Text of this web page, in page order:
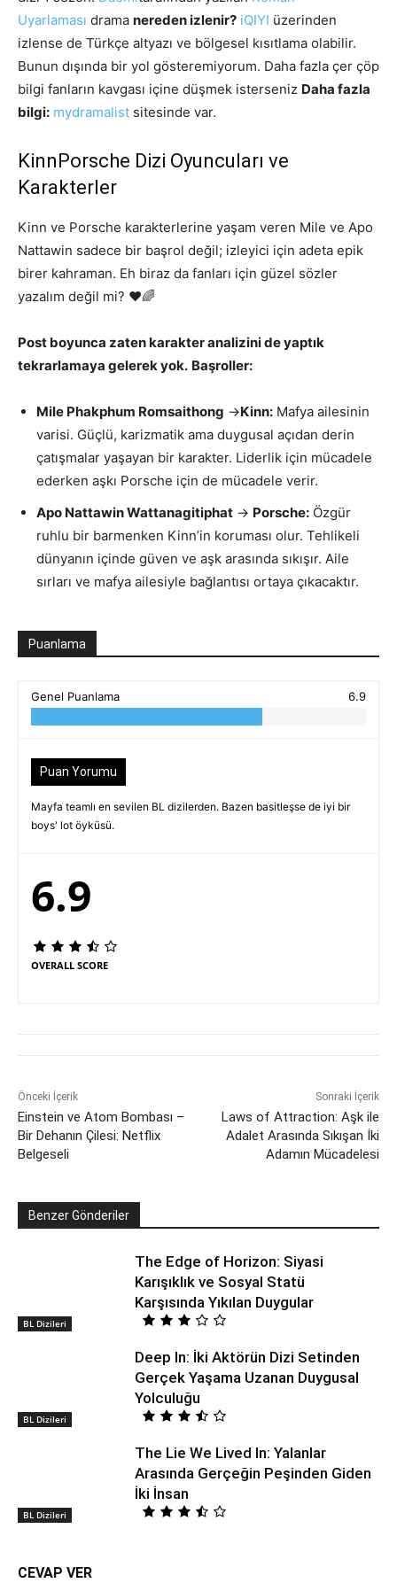
Uyarlaması drama nereden izlenir? iQIYI üzerinden
izlense de Türkçe altyazı ve bölgesel kısıtlama olabilir.
Bunun dışında bir yol gösteremiyorum. Daha fazla çer çöp
bilgi fanların kavgası içine düşmek isterseniz Daha fazla
bilgi: mydramalist sitesinde var.
KinnPorsche Dizi Oyuncuları ve
Karakterler
Kinn ve Porsche karakterlerine yaşam veren Mile ve Apo
Nattawin sadece bir başrol değil; izleyici için adeta epik
birer kahraman. Eh biraz da fanları için güzel sözler
yazalım değil mi? ❤️🌈
Post boyunca zaten karakter analizini de yaptık
tekrarlamaya gelerek yok. Başroller:
Mile Phakphum Romsaithong →Kinn: Mafya ailesinin
varisi. Güçlü, karizmatik ama duygusal açıdan derin
çatışmalar yaşayan bir karakter. Liderlik için mücadele
ederken aşkı Porsche için de mücadele verir.
Apo Nattawin Wattanagitiphat → Porsche: Özgür
ruhlu bir barmenken Kinn’in koruması olur. Tehlikeli
dünyanın içinde güven ve aşk arasında sıkışır. Aile
sırları ve mafya ailesiyle bağlantısı ortaya çıkacaktır.
Puanlama
Genel Puanlama 6.9
Puan Yorumu
Mayfa teamlı en sevilen BL dizilerden. Bazen basitleşse de iyi bir
boys' lot öyküsü.
6.9
OVERALL SCORE
Önceki İçerik
Einstein ve Atom Bombası –
Bir Dehanın Çilesi: Netflix
Belgeseli
Sonraki İçerik
Laws of Attraction: Aşk ile
Adalet Arasında Sıkışan İki
Adamın Mücadelesi
Benzer Gönderiler
BL Dizileri
The Edge of Horizon: Siyasi
Karışıklık ve Sosyal Statü
Karşısında Yıkılan Duygular
BL Dizileri
Deep In: İki Aktörün Dizi Setinden
Gerçek Yaşama Uzanan Duygusal
Yolculuğu
BL Dizileri
The Lie We Lived In: Yalanlar
Arasında Gerçeğin Peşinden Giden
İki İnsan
CEVAP VER